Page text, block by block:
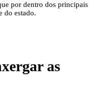
por dentro dos principais
do estado.
as